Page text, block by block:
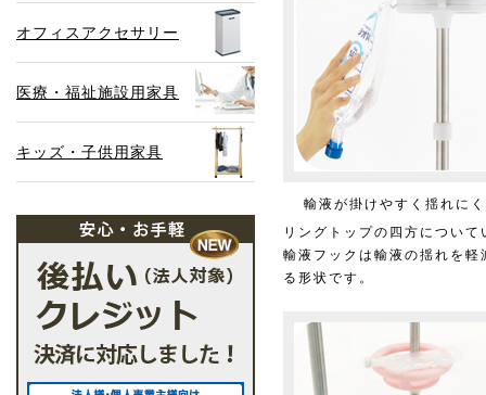
オフィスアクセサリー
医療・福祉施設用家具
キッズ・子供用家具
輸液が掛けやすく揺れに
リングトップの四方について
輸液フックは輸液の揺れを軽
る形状です。